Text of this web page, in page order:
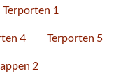
Terporten 1
4 Terporten 5
2